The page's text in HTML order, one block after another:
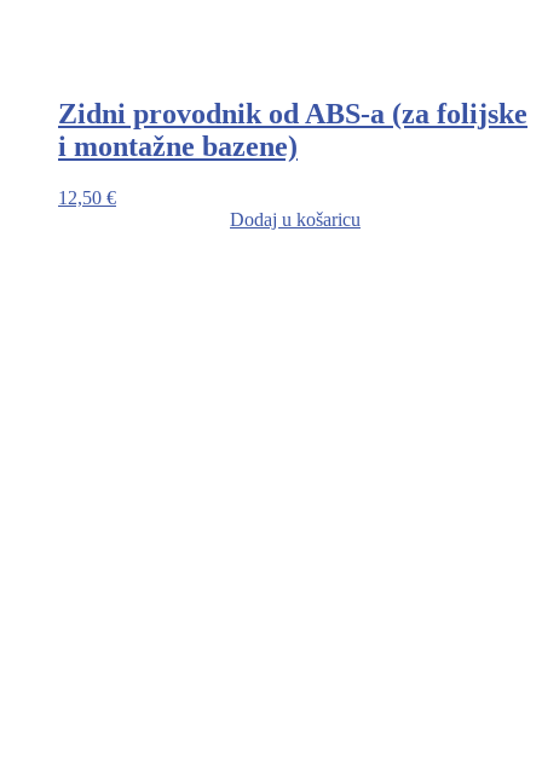
Zidni provodnik od ABS-a (za folijske
i montažne bazene)
12,50 €
Dodaj u košaricu